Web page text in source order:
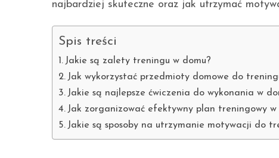
najbardziej skuteczne oraz jak utrzymać
Spis treści
Jakie są zalety treningu w domu?
Jak wykorzystać przedmioty domowe do
Jakie są najlepsze ćwiczenia do wykonania w
Jak zorganizować efektywny plan treningowy w
Jakie są sposoby na utrzymanie motywacji do